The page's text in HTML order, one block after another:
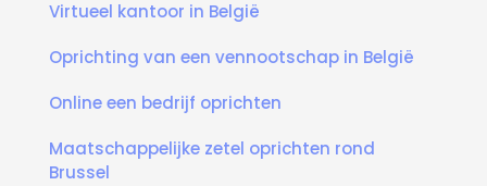
Virtueel kantoor in België
Oprichting van een vennootschap in België
Online een bedrijf oprichten
Maatschappelijke zetel oprichten rond
Brussel